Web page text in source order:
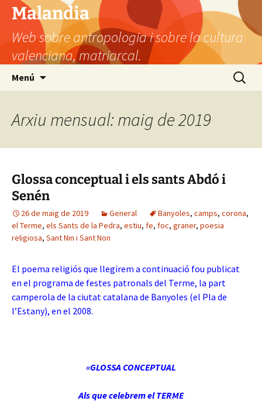
Vés
contingut
Malandia
Web sobre antropologia i sobre la cultura
valenciana, matriarcal.
Menú Cerca:
Arxiu mensual: maig de 2019
Glossa conceptual i els sants Abdó i
Senén
26 de maig de 2019 General Banyoles, camps, corona,
el Terme, els Sants de la Pedra, estiu, fe, foc, graner, poesia
religiosa, Sant Nin i Sant Non
El poema religiós que llegirem a continuació fou publicat
en el programa de festes patronals del Terme, la part
camperola de la ciutat catalana de Banyoles (el Pla de
l’Estany), en el 2008.
«GLOSSA CONCEPTUAL
Als que celebrem el TERME